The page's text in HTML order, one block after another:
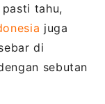
tahu,
juga
di
sebutan